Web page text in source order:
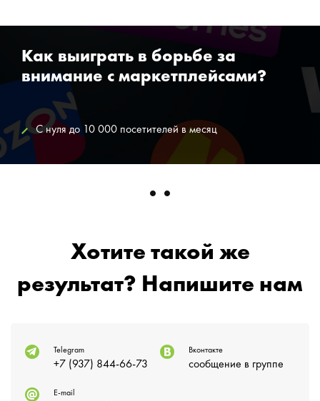
С нуля до 10 000 посетителей в месяц
Как выиграть в борьбе за
внимание с маркетплейсами?
Хотите такой же
результат? Напишите нам
Telegram
+7 (937) 844-66-73
Вконтакте
сообщение в группе
E-mail